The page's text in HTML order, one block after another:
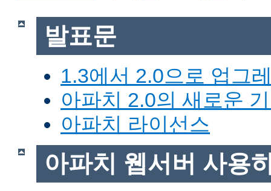
발표문
1.3에서 2.0으로 업그
아파치 2.0의 새로운
아파치 라이선스
아파치 웹서버 사용